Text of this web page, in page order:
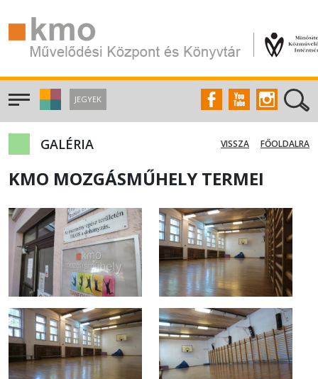
JEGYEK
GALÉRIA FŐOLDALRA
VISSZA
KMO MOZGÁSMŰHELY TERMEI